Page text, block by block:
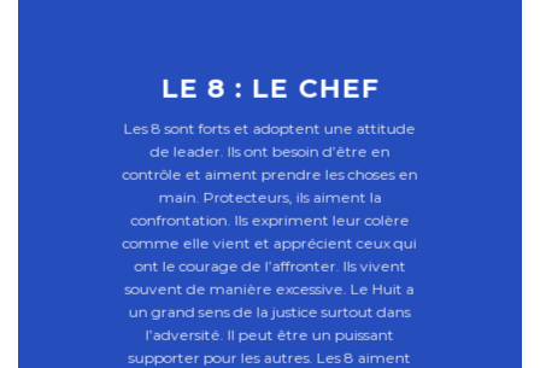
LE 8 : LE CHEF
Les 8 sont forts et adoptent une attitude
de leader. Ils ont besoin d’être en
contrôle et aiment prendre les choses en
main. Protecteurs, ils aiment la
confrontation. Ils expriment leur colère
comme elle vient et apprécient ceux qui
ont le courage de l’affronter. Ils vivent
souvent de manière excessive. Le Huit a
un grand sens de la justice surtout dans
l’adversité. Il peut être un puissant
supporter pour les autres. Les 8 aiment